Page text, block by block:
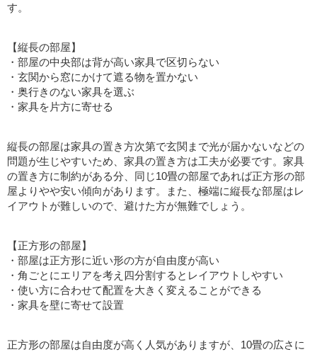
す。
【縦長の部屋】
・部屋の中央部は背が高い家具で区切らない
・玄関から窓にかけて遮る物を置かない
・奥行きのない家具を選ぶ
・家具を片方に寄せる
縦長の部屋は家具の置き方次第で玄関まで光が届かないなどの
問題が生じやすいため、家具の置き方は工夫が必要です。家具
の置き方に制約がある分、同じ10畳の部屋であれば正方形の部
屋よりやや安い傾向があります。また、極端に縦長な部屋はレ
イアウトが難しいので、避けた方が無難でしょう。
【正方形の部屋】
・部屋は正方形に近い形の方が自由度が高い
・角ごとにエリアを考え四分割するとレイアウトしやすい
・使い方に合わせて配置を大きく変えることができる
・家具を壁に寄せて設置
正方形の部屋は自由度が高く人気がありますが、10畳の広さに